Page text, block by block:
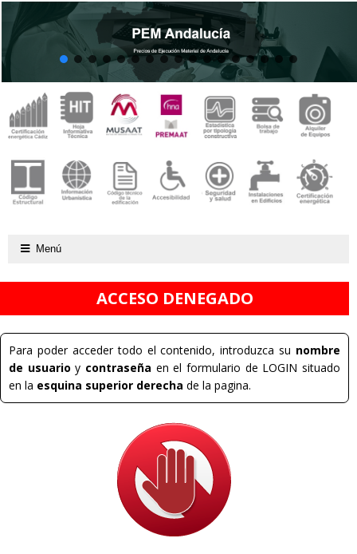
Menú
ACCESO DENEGADO
Para poder acceder todo el contenido, introduzca su nombre
de usuario y contraseña en el formulario de LOGIN situado
en la esquina superior derecha de la pagina.